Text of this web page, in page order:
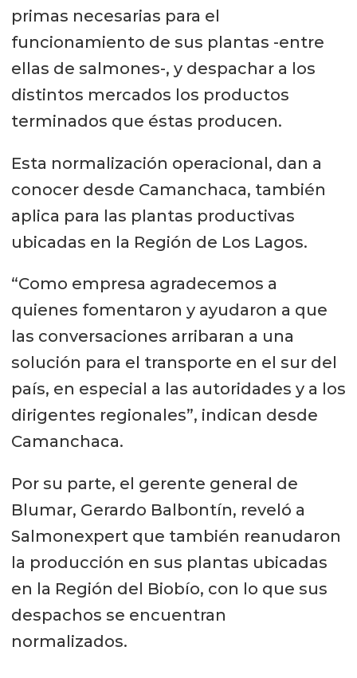
primas necesarias para el
funcionamiento de sus plantas -entre
ellas de salmones-, y despachar a los
distintos mercados los productos
terminados que éstas producen.
Esta normalización operacional, dan a
conocer desde Camanchaca, también
aplica para las plantas productivas
ubicadas en la Región de Los Lagos.
“Como empresa agradecemos a
quienes fomentaron y ayudaron a que
las conversaciones arribaran a una
solución para el transporte en el sur del
país, en especial a las autoridades y a los
dirigentes regionales”, indican desde
Camanchaca.
Por su parte, el gerente general de
Blumar, Gerardo Balbontín, reveló a
Salmonexpert que también reanudaron
la producción en sus plantas ubicadas
en la Región del Biobío, con lo que sus
despachos se encuentran
normalizados.